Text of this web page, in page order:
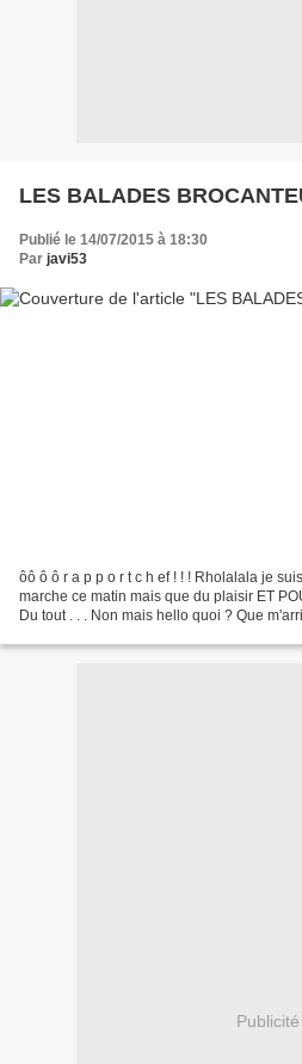
LES BALADES
Publié le 14/07/2015 à 18:30
Par javi53
ôô ô ô r a p p o r t c h ef ! ! ! Rholalala je
marche ce matin mais que du plaisir ET
Du tout . . . Non mais hello quoi ? Que
Publicité